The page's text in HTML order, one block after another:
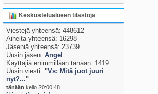
Keskustelualueen tilastoja
Viestejä yhteensä: 448612
Aiheita yhteensä: 16298
Jäseniä yhteensä: 23739
Uusin jäsen: Angel
Käyttäjiä enimmillään tänään: 1419
Uusin viesti: "Vs: Mitä juot juuri
nyt?..."
tänään kello 20:00:48